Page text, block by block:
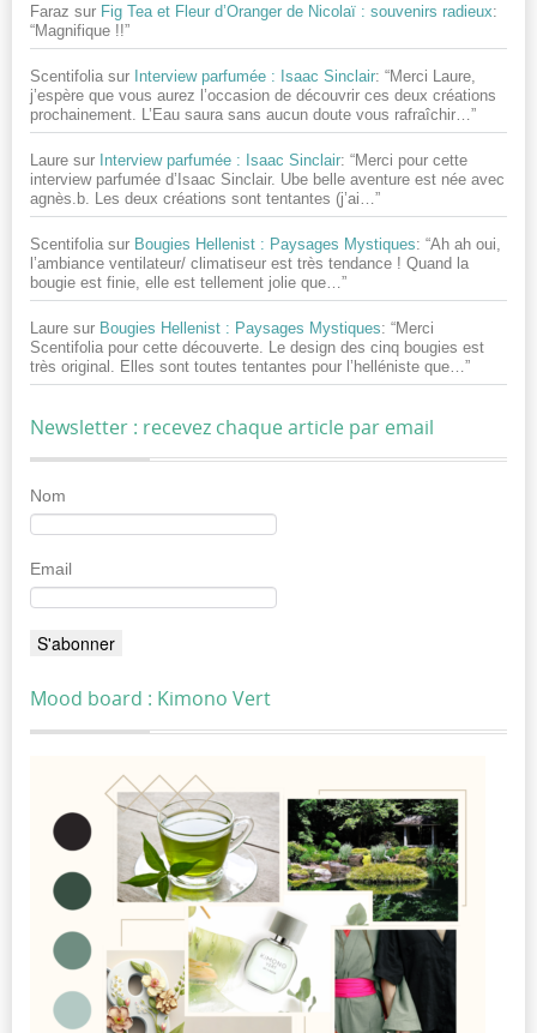
Faraz sur Fig Tea et Fleur d’Oranger de Nicolaï : souvenirs radieux:
“Magnifique !!”
Scentifolia sur Interview parfumée : Isaac Sinclair: “Merci Laure,
j’espère que vous aurez l’occasion de découvrir ces deux créations
prochainement. L’Eau saura sans aucun doute vous rafraîchir… ”
Laure sur Interview parfumée : Isaac Sinclair: “Merci pour cette
interview parfumée d’Isaac Sinclair. Ube belle aventure est née avec
agnès.b. Les deux créations sont tentantes (j’ai… ”
Scentifolia sur Bougies Hellenist : Paysages Mystiques: “Ah ah oui,
l’ambiance ventilateur/ climatiseur est très tendance ! Quand la
bougie est finie, elle est tellement jolie que… ”
Laure sur Bougies Hellenist : Paysages Mystiques: “Merci
Scentifolia pour cette découverte. Le design des cinq bougies est
très original. Elles sont toutes tentantes pour l’helléniste que… ”
Newsletter : recevez chaque article par email
Nom
Email
Mood board : Kimono Vert